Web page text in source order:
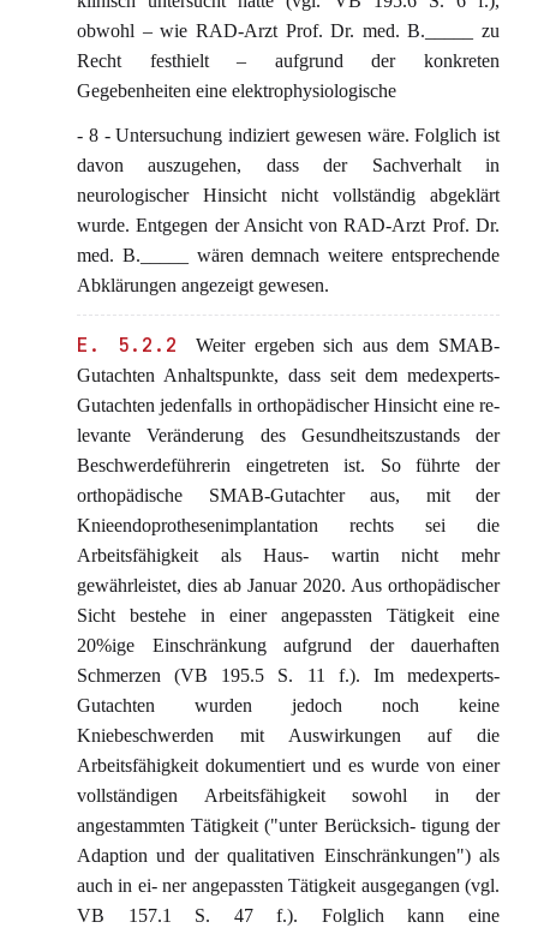
obwohl – wie RAD-Arzt Prof. Dr. med. B._____ zu
Recht festhielt – aufgrund der konkreten
Gegebenheiten eine elektrophysiologische
- 8 - Untersuchung indiziert gewesen wäre. Folglich ist
davon auszugehen, dass der Sachverhalt in
neurologischer Hinsicht nicht vollständig abgeklärt
wurde. Entgegen der Ansicht von RAD-Arzt Prof. Dr.
med. B._____ wären demnach weitere entsprechende
Abklärungen angezeigt gewesen.
E. 5.2.2
Weiter ergeben sich aus dem SMAB-
Gutachten Anhaltspunkte, dass seit dem medexperts-
Gutachten jedenfalls in orthopädischer Hinsicht eine re-
levante Veränderung des Gesundheitszustands der
Beschwerdeführerin eingetreten ist. So führte der
orthopädische SMAB-Gutachter aus, mit der
Knieendoprothesenimplantation rechts sei die
Arbeitsfähigkeit als Haus- wartin nicht mehr
gewährleistet, dies ab Januar 2020. Aus orthopädischer
Sicht bestehe in einer angepassten Tätigkeit eine
20%ige Einschränkung aufgrund der dauerhaften
Schmerzen (VB 195.5 S. 11 f.). Im medexperts-
Gutachten wurden jedoch noch keine
Kniebeschwerden mit Auswirkungen auf die
Arbeitsfähigkeit dokumentiert und es wurde von einer
vollständigen Arbeitsfähigkeit sowohl in der
angestammten Tätigkeit ("unter Berücksich- tigung der
Adaption und der qualitativen Einschränkungen") als
auch in ei- ner angepassten Tätigkeit ausgegangen (vgl.
VB 157.1 S. 47 f.). Folglich kann eine